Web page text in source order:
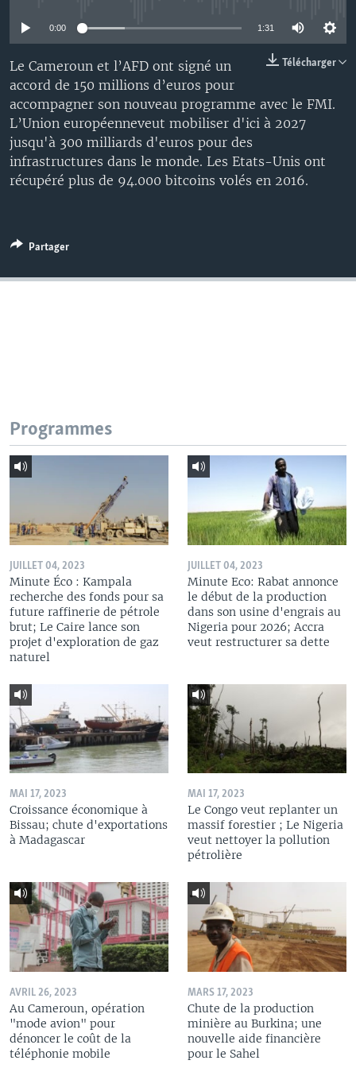
0:00 1:31
Télécharger
Le Cameroun et l’AFD ont signé un
accord de 150 millions d’euros pour
accompagner son nouveau programme avec le FMI.
L’Union européenneveut mobiliser d'ici à 2027
jusqu'à 300 milliards d'euros pour des
infrastructures dans le monde. Les Etats-Unis ont
récupéré plus de 94.000 bitcoins volés en 2016.
Partager
Programmes
JUILLET 04, 2023
Minute Éco : Kampala
recherche des fonds pour sa
future raffinerie de pétrole
brut; Le Caire lance son
projet d'exploration de gaz
naturel
JUILLET 04, 2023
Minute Eco: Rabat annonce
le début de la production
dans son usine d'engrais au
Nigeria pour 2026; Accra
veut restructurer sa dette
MAI 17, 2023
Croissance économique à
Bissau; chute d'exportations
à Madagascar
MAI 17, 2023
Le Congo veut replanter un
massif forestier ; Le Nigeria
veut nettoyer la pollution
pétrolière
AVRIL 26, 2023
Au Cameroun, opération
"mode avion" pour
dénoncer le coût de la
téléphonie mobile
MARS 17, 2023
Chute de la production
minière au Burkina; une
nouvelle aide financière
pour le Sahel